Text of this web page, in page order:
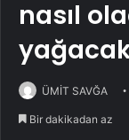
nasıl
ÜMİT SAVĞA
Bir dakikadan az